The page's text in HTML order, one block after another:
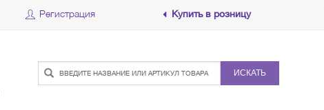
Регистрация Купить в розницу
ИСКАТЬ